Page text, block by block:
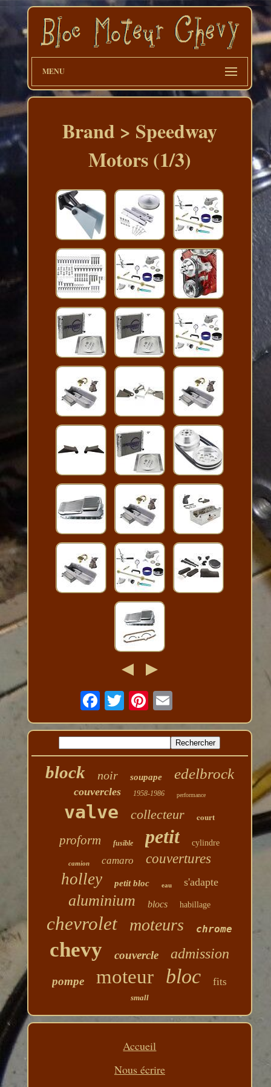
MENU
Brand > Speedway
Motors (1/3)
block noir soupape edelbrock
couvercles 1958-1986 performance
valve collecteur court
proform fusible petit cylindre
camion camaro couvertures
holley petit bloc eau s'adapte
aluminium blocs habillage
chevrolet moteurs chrome
chevy couvercle admission
pompe moteur bloc fits
small
Accueil
Nous écrire